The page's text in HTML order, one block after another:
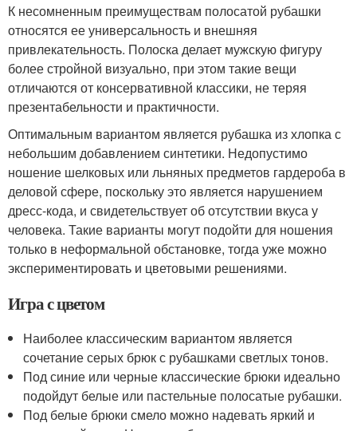
К несомненным преимуществам полосатой рубашки
относятся ее универсальность и внешняя
привлекательность. Полоска делает мужскую фигуру
более стройной визуально, при этом такие вещи
отличаются от консервативной классики, не теряя
презентабельности и практичности.
Оптимальным вариантом является рубашка из хлопка с
небольшим добавлением синтетики. Недопустимо
ношение шелковых или льняных предметов гардероба в
деловой сфере, поскольку это является нарушением
дресс-кода, и свидетельствует об отсутствии вкуса у
человека. Такие варианты могут подойти для ношения
только в неформальной обстановке, тогда уже можно
экспериментировать и цветовыми решениями.
Игра с цветом
Наиболее классическим вариантом является
сочетание серых брюк с рубашками светлых тонов.
Под синие или черные классические брюки идеально
подойдут белые или пастельные полосатые рубашки.
Под белые брюки смело можно надевать яркий и